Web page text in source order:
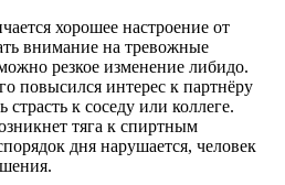
хорошее настроение от
внимание на тревожные
резкое изменение либидо.
повысился интерес к партнёру
к соседу или коллеге.
тяга к спиртным
дня нарушается, человек